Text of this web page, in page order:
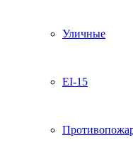
Уличные
EI-15